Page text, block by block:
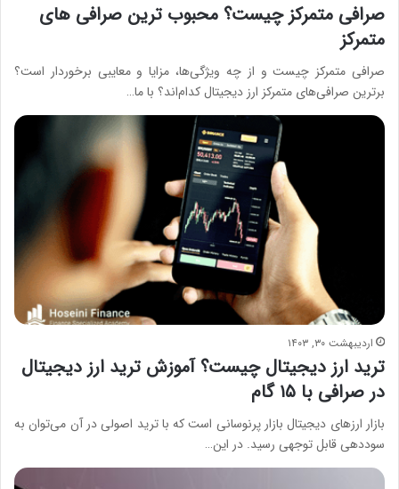
صرافی متمرکز چیست؟ محبوب ترین صرافی های
متمرکز
صرافی متمرکز چیست و از چه ویژگی‌ها، مزایا و معایبی برخوردار است؟
برترین صرافی‌های متمرکز ارز دیجیتال کدام‌اند؟ با ما…
اردیبهشت ۳۰, ۱۴۰۳
ترید ارز دیجیتال چیست؟ آموزش ترید ارز دیجیتال
در صرافی با ۱۵ گام
بازار ارزهای دیجیتال بازار پرنوسانی است که با ترید اصولی در آن می‌توان به
سوددهی قابل توجهی رسید. در این…